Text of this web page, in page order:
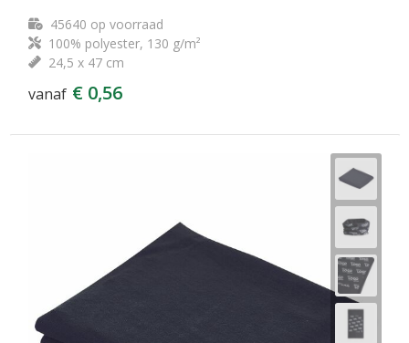
45640 op voorraad
100% polyester, 130 g/m²
24,5 x 47 cm
vanaf € 0,56